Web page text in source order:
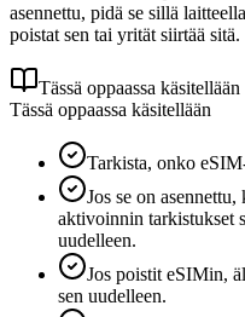
asennettu, pidä se sillä
poistat sen tai yrität siirtää sitä.
Tässä oppaassa käsitellään
Tässä oppaassa käsitellään
Tarkista, onko
Jos se on
aktivoinnin tarkistukset
uudelleen.
Jos poistit eSIMin,
sen uudelleen.